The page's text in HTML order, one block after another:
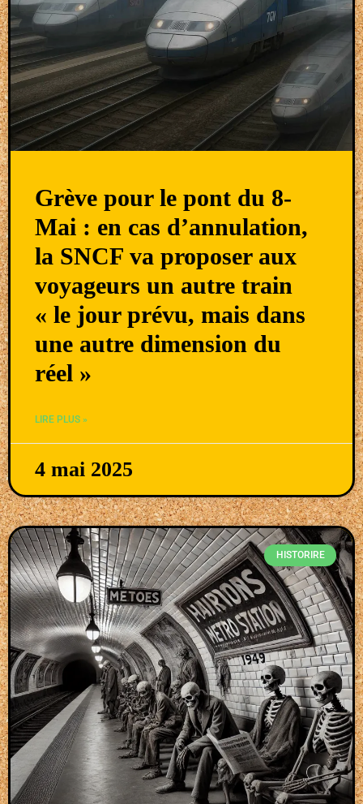
Grève pour le pont du 8-
Mai : en cas d’annulation,
la SNCF va proposer aux
voyageurs un autre train
« le jour prévu, mais dans
une autre dimension du
réel »
LIRE PLUS »
4 mai 2025
HISTORIRE